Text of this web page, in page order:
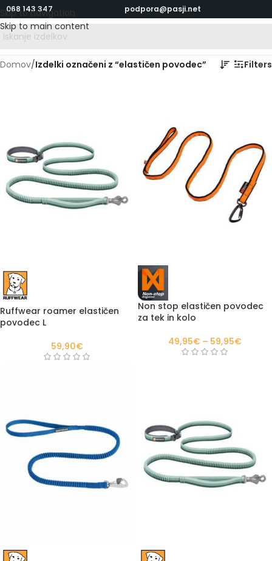
Skip to navigation
Skip to main content
068 143 347 podpora@pasji.net
Domov/Izdelki označeni z “elastičen povodec” Filters
Ruffwear roamer elastičen
povodec L
59,90€
Non stop elastičen povodec
za tek in kolo
49,95€ – 59,95€